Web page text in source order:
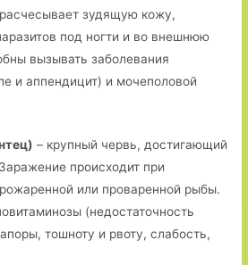
зудящую кожу,
под ногти и во внешнюю
вызывать заболевания
и аппендицит) и мочеполовой
– крупный червь, достигающий
происходит при
или проваренной рыбы.
(недостаточность
тошноту и рвоту, слабость,